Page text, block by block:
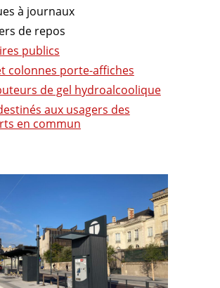
à journaux
de repos
publics
colonnes porte-affiches
de gel hydroalcoolique
aux usagers des
en commun